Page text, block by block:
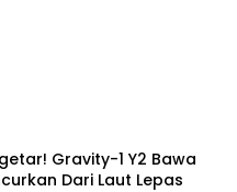
Gravity-1 Y2 Bawa
Dari Laut Lepas